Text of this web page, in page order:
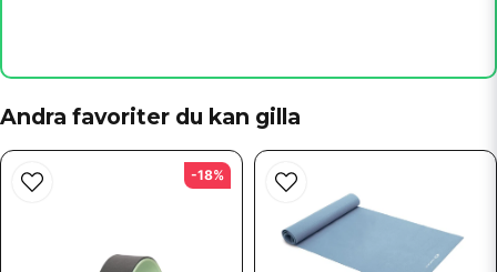
Mejladress
Andra favoriter du kan gilla
-18%